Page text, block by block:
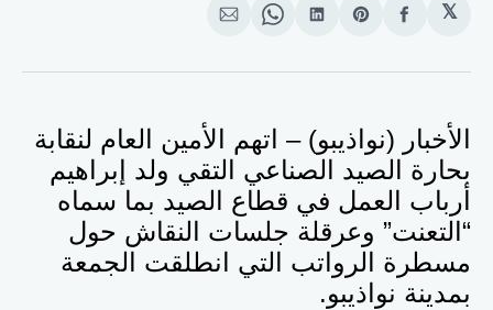
𝕏
انشر
الفيسبوك
Share
Pinterest
انشر
لينكد
Share
WhatsApp
انشر
الإيميل
الأخبار (نواذيبو) – اتهم الأمين العام لنقابة
بحارة الصيد الصناعي التقي ولد إبراهيم
أرباب العمل في قطاع الصيد بما سماه
“التعنت” وعرقلة جلسات النقاش حول
مسطرة الرواتب التي انطلقت الجمعة
بمدينة نواذيبو.